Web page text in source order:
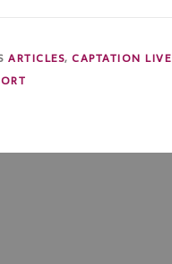
ARTICLES, CAPTATION LIVE